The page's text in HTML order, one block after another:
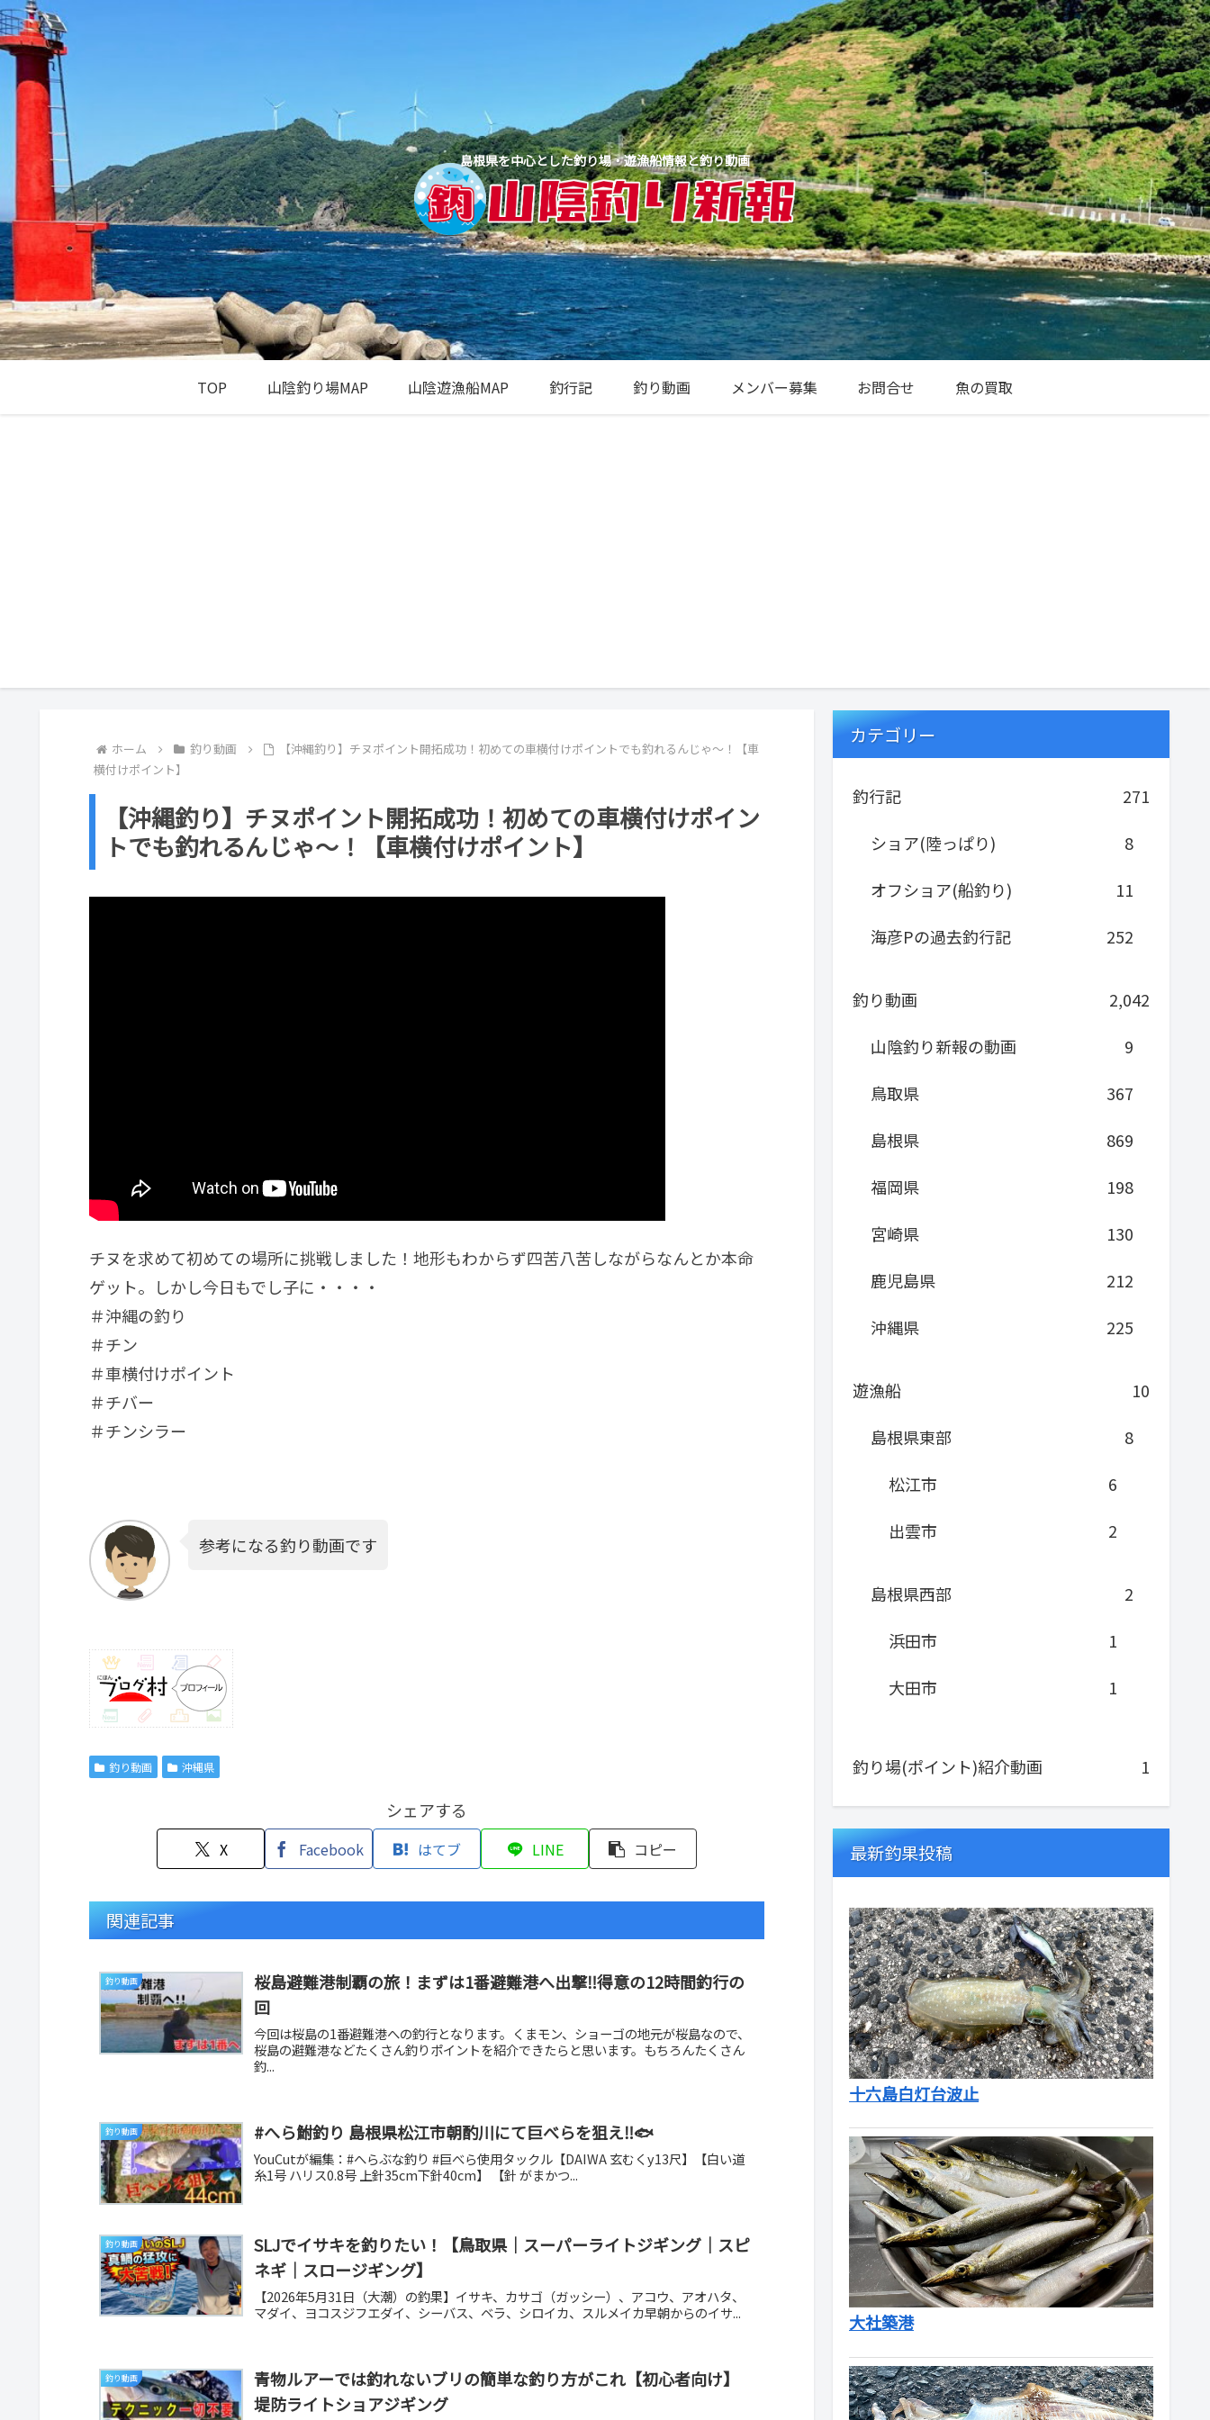
島根県を中心とした釣り場・遊漁船情報と釣り動画
TOP 山陰釣り場MAP 山陰遊漁船MAP 釣行記 釣り動画 メンバー募集 お問合せ 魚の買取
ホーム 釣り動画
【沖縄釣り】チヌポイント開拓成功！初めての車横付けポイントでも釣れるんじゃ～！【車
横付けポイント】
【沖縄釣り】チヌポイント開拓成功！初めての車横付けポイン
トでも釣れるんじゃ～！【車横付けポイント】
チヌを求めて初めての場所に挑戦しました！地形もわからず四苦八苦しながらなんとか本命
ゲット。しかし今日もでし子に・・・・
＃沖縄の釣り
＃チン
＃車横付けポイント
＃チバー
＃チンシラー
参考になる釣り動画です
釣り動画 沖縄県
シェアする
X Facebook はてブ LINE コピー
関連記事
釣り動画
桜島避難港制覇の旅！まずは1番避難港へ出撃‼︎得意の12時間釣行の
回
今回は桜島の1番避難港への釣行となります。くまモン、ショーゴの地元が桜島なので、
桜島の避難港などたくさん釣りポイントを紹介できたらと思います。もちろんたくさん
釣...
釣り動画 #へら鮒釣り 島根県松江市朝酌川にて巨べらを狙え‼️🐟️
YouCutが編集：#へらぶな釣り #巨べら使用タックル【DAIWA 玄むくy13尺】【白い道
糸1号 ハリス0.8号 上針35cm下針40cm】 【針 がまかつ...
釣り動画
SLJでイサキを釣りたい！【鳥取県｜スーパーライトジギング｜スピ
ネギ｜スロージギング】
【2026年5月31日（大潮）の釣果】イサキ、カサゴ（ガッシー）、アコウ、アオハタ、
マダイ、ヨコスジフエダイ、シーバス、ベラ、シロイカ、スルメイカ早朝からのイサ...
釣り動画
青物ルアーでは釣れないブリの簡単な釣り方がこれ【初心者向け】
堤防ライトショアジギング
カテゴリー
釣行記
271
ショア(陸っぱり)
8
オフショア(船釣り)
11
海彦Pの過去釣行記
252
釣り動画
2,042
山陰釣り新報の動画
9
鳥取県
367
島根県
869
福岡県
198
宮崎県
130
鹿児島県
212
沖縄県
225
遊漁船
10
島根県東部
8
松江市
6
出雲市
2
島根県西部
2
浜田市
1
大田市
1
釣り場(ポイント)紹介動画 1
最新釣果投稿
十六島白灯台波止
大社築港